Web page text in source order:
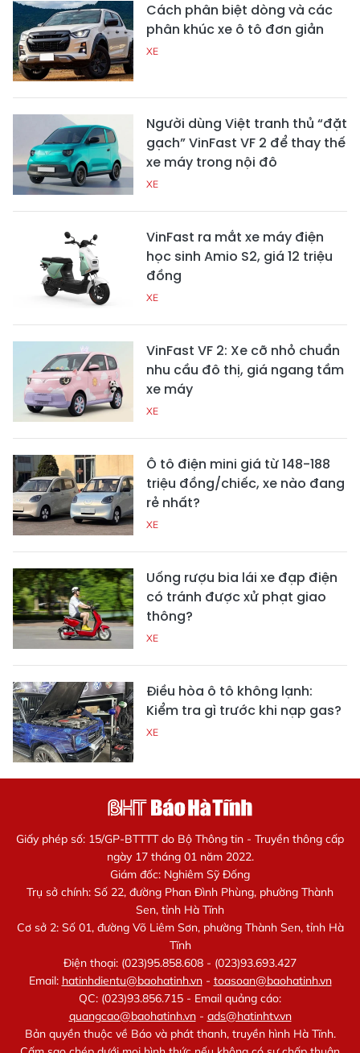
Cách phân biệt dòng và các
phân khúc xe ô tô đơn giản
XE
Người dùng Việt tranh thủ “đặt
gạch” VinFast VF 2 để thay thế
xe máy trong nội đô
XE
VinFast ra mắt xe máy điện
học sinh Amio S2, giá 12 triệu
đồng
XE
VinFast VF 2: Xe cỡ nhỏ chuẩn
nhu cầu đô thị, giá ngang tầm
xe máy
XE
Ô tô điện mini giá từ 148-188
triệu đồng/chiếc, xe nào đang
rẻ nhất?
XE
Uống rượu bia lái xe đạp điện
có tránh được xử phạt giao
thông?
XE
Điều hòa ô tô không lạnh:
Kiểm tra gì trước khi nạp gas?
XE
Giấy phép số: 15/GP-BTTTT do Bộ Thông tin - Truyền thông cấp
ngày 17 tháng 01 năm 2022.
Giám đốc: Nghiêm Sỹ Đống
Trụ sở chính: Số 22, đường Phan Đình Phùng, phường Thành
Sen, tỉnh Hà Tĩnh
Cơ sở 2: Số 01, đường Võ Liêm Sơn, phường Thành Sen, tỉnh Hà
Tĩnh
Điện thoại: (023)95.858.608 - (023)93.693.427
Email: hatinhdientu@baohatinh.vn- toasoan@baohatinh.vn
QC: (023)93.856.715 - Email quảng cáo:
quangcao@baohatinh.vn- ads@hatinhtv.vn
Bản quyền thuộc về Báo và phát thanh, truyền hình Hà Tĩnh.